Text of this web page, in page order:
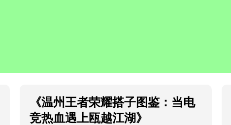
《温州王者荣耀搭子图鉴：当电
竞热血遇上瓯越江湖》